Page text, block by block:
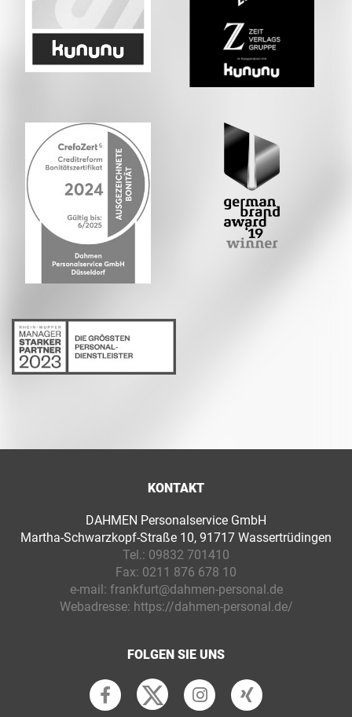
KONTAKT
DAHMEN Personalservice GmbH
Martha-Schwarzkopf-Straße 10, 91717 Wassertrüdingen
Tel.: 09832 701410
Fax: 0211 876 678 10
e-mail: frankfurt@dahmen-personal.de
Webadresse: https://dahmen-personal.de/
FOLGEN SIE UNS